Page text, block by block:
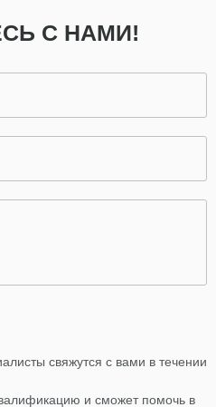
С НАМИ!
свяжутся с вами в течении
и сможет помочь в